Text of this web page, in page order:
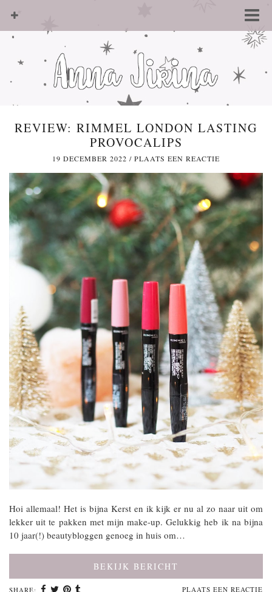
REVIEW: RIMMEL LONDON LASTING
PROVOCALIPS
19 DECEMBER 2022 / PLAATS EEN REACTIE
Hoi allemaal! Het is bijna Kerst en ik kijk er nu al zo naar uit om
lekker uit te pakken met mijn make-up. Gelukkig heb ik na bijna
10 jaar(!) beautybloggen genoeg in huis om…
BEKIJK BERICHT
SHARE: PLAATS EEN REACTIE